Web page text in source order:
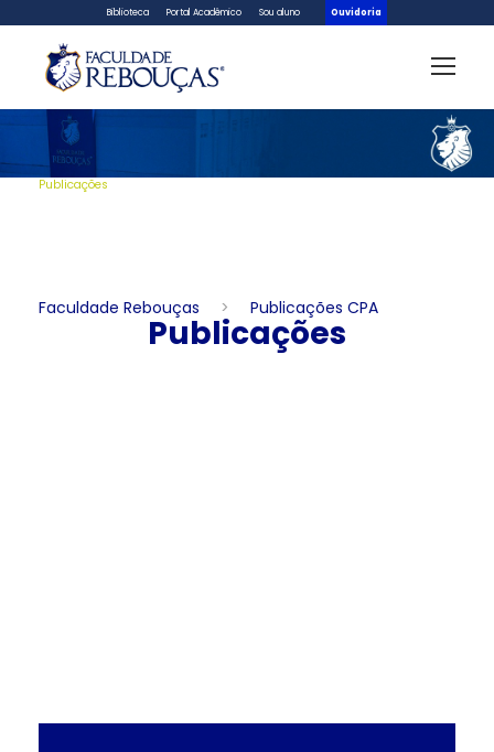
Biblioteca Portal Acadêmico Sou aluno Ouvidoria
Publicações
Faculdade Rebouças > Publicações CPA
Publicações